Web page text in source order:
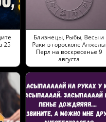
25
Близнецы, Рыбы, Весы и
Раки в гороскопе Анжелы
Перл на воскресенье 9
августа